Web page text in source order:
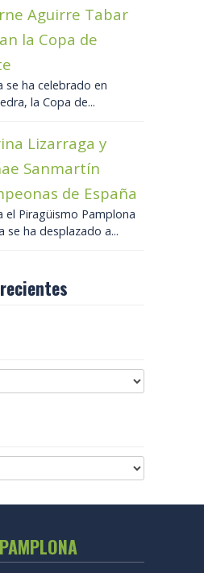
Aguirre Tabar
la Copa de
se ha celebrado en
la Copa de...
Lizarraga y
Sanmartín
de España
el Piragüismo Pamplona
se ha desplazado a...